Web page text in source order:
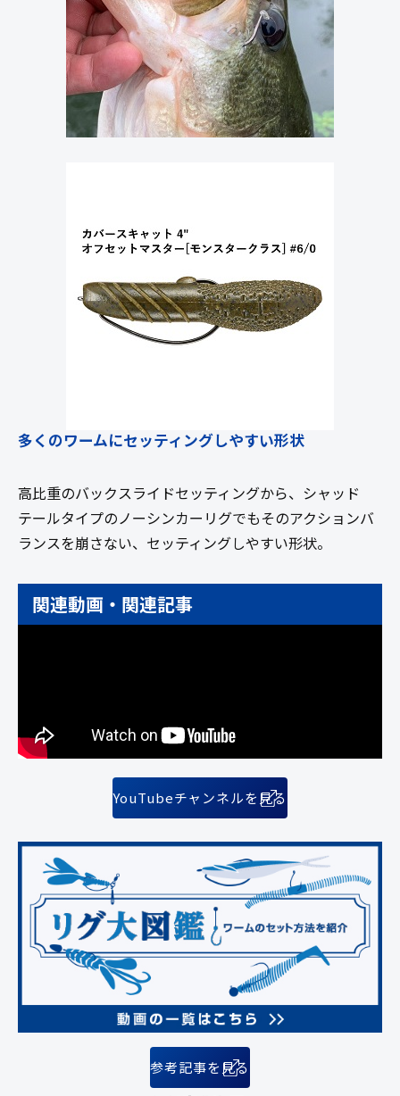
多くのワームにセッティングしやすい形状
高比重のバックスライドセッティングから、シャッド
テールタイプのノーシンカーリグでもそのアクションバ
ランスを崩さない、セッティングしやすい形状。
関連動画・関連記事
YouTubeチャンネルを見る
参考記事を見る